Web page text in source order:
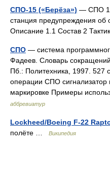
СПО-15 («Берёза») — СПО
станция предупреждения об
Описание 1.1 Состав 2
СПО — система
Фадеев. Словарь
Пб.: Политехника, 1997.
операции СПО сигнализатор
маркировке Примеры
аббревиатур
Lockheed/Boeing F-22
полёте …
Википедия